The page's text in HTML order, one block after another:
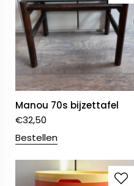
Manou 70s bijzettafel
€32,50
Bestellen